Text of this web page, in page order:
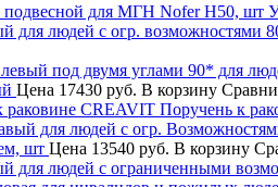
Цена 17430 руб. В корзину
CREAVIT Поручень к
шт Цена 13540 руб. В корзину